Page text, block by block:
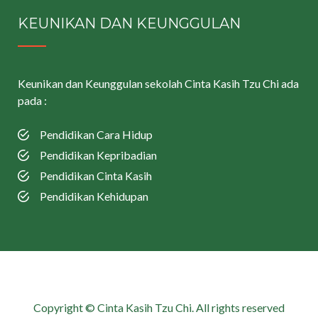
KEUNIKAN DAN KEUNGGULAN
Keunikan dan Keunggulan sekolah Cinta Kasih Tzu Chi ada
pada :
Pendidikan Cara Hidup
Pendidikan Kepribadian
Pendidikan Cinta Kasih
Pendidikan Kehidupan
Copyright © Cinta Kasih Tzu Chi. All rights reserved